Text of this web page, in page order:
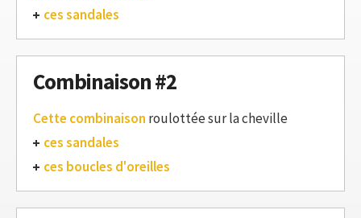
ces sandales
Combinaison #2
Cette combinaison roulottée sur la cheville
ces sandales
ces boucles d'oreilles